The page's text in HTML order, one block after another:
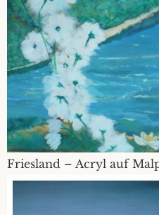
Friesland – Acryl auf